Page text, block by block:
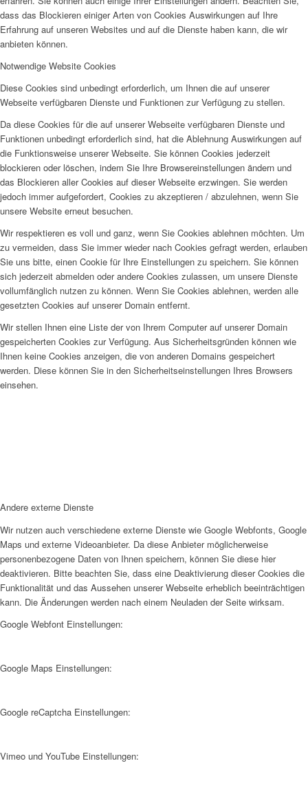
dass das Blockieren einiger Arten von Cookies Auswirkungen auf Ihre
Erfahrung auf unseren Websites und auf die Dienste haben kann, die wir
anbieten können.
Notwendige Website Cookies
Diese Cookies sind unbedingt erforderlich, um Ihnen die auf unserer
Webseite verfügbaren Dienste und Funktionen zur Verfügung zu stellen.
Da diese Cookies für die auf unserer Webseite verfügbaren Dienste und
Funktionen unbedingt erforderlich sind, hat die Ablehnung Auswirkungen auf
die Funktionsweise unserer Webseite. Sie können Cookies jederzeit
blockieren oder löschen, indem Sie Ihre Browsereinstellungen ändern und
das Blockieren aller Cookies auf dieser Webseite erzwingen. Sie werden
jedoch immer aufgefordert, Cookies zu akzeptieren / abzulehnen, wenn Sie
unsere Website erneut besuchen.
Wir respektieren es voll und ganz, wenn Sie Cookies ablehnen möchten. Um
zu vermeiden, dass Sie immer wieder nach Cookies gefragt werden, erlauben
Sie uns bitte, einen Cookie für Ihre Einstellungen zu speichern. Sie können
sich jederzeit abmelden oder andere Cookies zulassen, um unsere Dienste
vollumfänglich nutzen zu können. Wenn Sie Cookies ablehnen, werden alle
gesetzten Cookies auf unserer Domain entfernt.
Wir stellen Ihnen eine Liste der von Ihrem Computer auf unserer Domain
gespeicherten Cookies zur Verfügung. Aus Sicherheitsgründen können wie
Ihnen keine Cookies anzeigen, die von anderen Domains gespeichert
werden. Diese können Sie in den Sicherheitseinstellungen Ihres Browsers
einsehen.
Andere externe Dienste
Wir nutzen auch verschiedene externe Dienste wie Google Webfonts, Google
Maps und externe Videoanbieter. Da diese Anbieter möglicherweise
personenbezogene Daten von Ihnen speichern, können Sie diese hier
deaktivieren. Bitte beachten Sie, dass eine Deaktivierung dieser Cookies die
Funktionalität und das Aussehen unserer Webseite erheblich beeinträchtigen
kann. Die Änderungen werden nach einem Neuladen der Seite wirksam.
Google Webfont Einstellungen:
Google Maps Einstellungen:
Google reCaptcha Einstellungen:
Vimeo und YouTube Einstellungen: